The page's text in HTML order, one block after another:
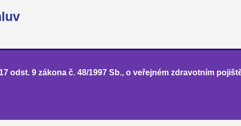
odst. 9 zákona č. 48/1997 Sb., o veřejném zdravotním